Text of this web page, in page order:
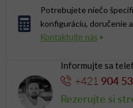
Potrebujete niečo
konfiguráciu, doručenie
Informujte sa
+421 904
Rezerujte si